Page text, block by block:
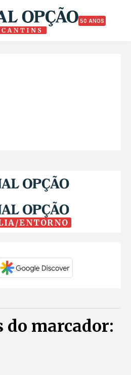
50 ANOS
ENTORNO
do marcador: